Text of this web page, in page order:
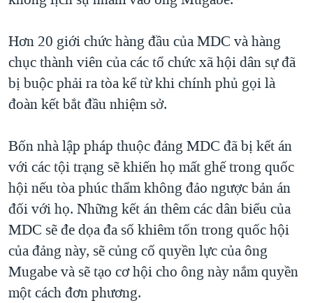
QUAN HỆ VIỆT MỸ
Hơn 20 giới chức hàng đầu của MDC và hàng
chục thành viên của các tổ chức xã hội dân sự đã
bị buộc phải ra tòa kể từ khi chính phủ gọi là
đoàn kết bắt đầu nhiệm sở.
Bốn nhà lập pháp thuộc đảng MDC đã bị kết án
với các tội trạng sẽ khiến họ mất ghế trong quốc
hội nếu tòa phúc thẩm không đảo ngược bản án
đối với họ. Những kết án thêm các dân biểu của
MDC sẽ đe dọa đa số khiêm tốn trong quốc hội
của đảng này, sẽ củng cố quyền lực của ông
Mugabe và sẽ tạo cơ hội cho ông này nắm quyền
một cách đơn phương.